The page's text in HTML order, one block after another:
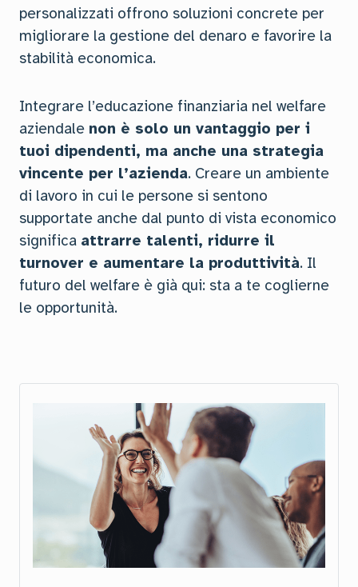
personalizzati offrono soluzioni concrete per
migliorare la gestione del denaro e favorire la
stabilità economica.
Integrare l’educazione finanziaria nel welfare
aziendale non è solo un vantaggio per i
tuoi dipendenti, ma anche una strategia
vincente per l’azienda. Creare un ambiente
di lavoro in cui le persone si sentono
supportate anche dal punto di vista economico
significa attrarre talenti, ridurre il
turnover e aumentare la produttività. Il
futuro del welfare è già qui: sta a te coglierne
le opportunità.